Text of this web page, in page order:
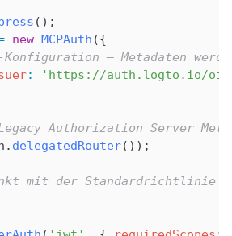
();
new MCPAuth ({
Konfiguration – Metadaten
:
'https://auth.logto.io/
Authorization Server
. delegatedRouter());
mit der Standardrichtlinie